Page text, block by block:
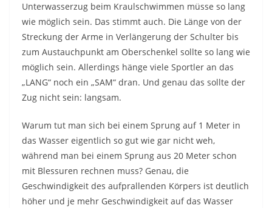
Unterwasserzug beim Kraulschwimmen müsse so lang
wie möglich sein. Das stimmt auch. Die Länge von der
Streckung der Arme in Verlängerung der Schulter bis
zum Austauchpunkt am Oberschenkel sollte so lang wie
möglich sein. Allerdings hänge viele Sportler an das
„LANG“ noch ein „SAM“ dran. Und genau das sollte der
Zug nicht sein: langsam.
Warum tut man sich bei einem Sprung auf 1 Meter in
das Wasser eigentlich so gut wie gar nicht weh,
während man bei einem Sprung aus 20 Meter schon
mit Blessuren rechnen muss? Genau, die
Geschwindigkeit des aufprallenden Körpers ist deutlich
höher und je mehr Geschwindigkeit auf das Wasser